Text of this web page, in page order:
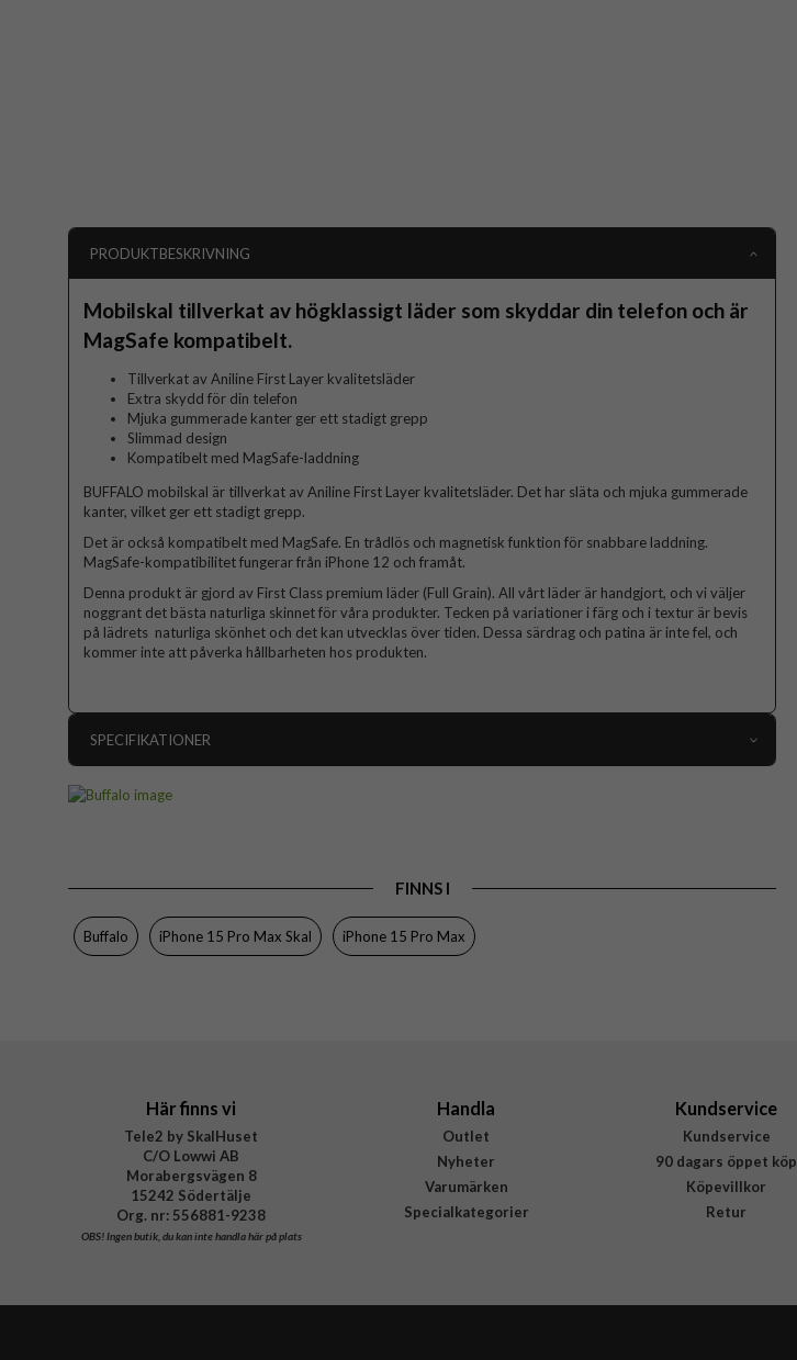
PRODUKTBESKRIVNING
Mobilskal tillverkat av högklassigt läder som skyddar din telefon och är
MagSafe kompatibelt.
Tillverkat av Aniline First Layer kvalitetsläder
Extra skydd för din telefon
Mjuka gummerade kanter ger ett stadigt grepp
Slimmad design
Kompatibelt med MagSafe-laddning
BUFFALO mobilskal är tillverkat av Aniline First Layer kvalitetsläder. Det har släta och mjuka gummerade
kanter, vilket ger ett stadigt grepp.
Det är också kompatibelt med MagSafe. En trådlös och magnetisk funktion för snabbare laddning.
MagSafe-kompatibilitet fungerar från iPhone 12 och framåt.
Denna produkt är gjord av First Class premium läder (Full Grain). All vårt läder är handgjort, och vi väljer
noggrant det bästa naturliga skinnet för våra produkter. Tecken på variationer i färg och i textur är bevis
på lädrets naturliga skönhet och det kan utvecklas över tiden. Dessa särdrag och patina är inte fel, och
kommer inte att påverka hållbarheten hos produkten.
SPECIFIKATIONER
Egenskaper
MagSafe-kompatibel
Färg
Material
FINNS I
Buffalo iPhone 15 Pro Max Skal iPhone 15 Pro Max
Här finns vi
Tele2 by SkalHuset
C/O Lowwi AB
Morabergsvägen 8
15242 Södertälje
Org. nr: 556881-9238
OBS!Ingen butik, du kan inte handla här på plats
Handla
Outlet
Nyheter
Varumärken
Specialkategorier
Kundservice
Kundservice
90 dagars öppet köp
Köpevillkor
Retur